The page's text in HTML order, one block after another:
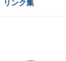
リンク集